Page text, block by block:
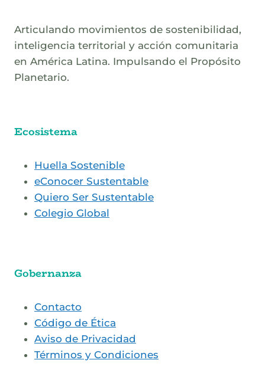
Articulando movimientos de sostenibilidad,
inteligencia territorial y acción comunitaria
en América Latina. Impulsando el Propósito
Planetario.
Ecosistema
Huella Sostenible
eConocer Sustentable
Quiero Ser Sustentable
Colegio Global
Gobernanza
Contacto
Código de Ética
Aviso de Privacidad
Términos y Condiciones